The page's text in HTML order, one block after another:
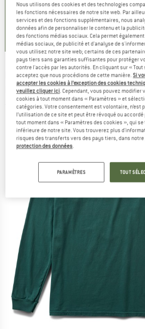
) 0,0(0)
ROARK - Earth & Sea L/S -
longues
(0)
Nous utilisons des cookies et des technologies
les fonctions nécessaires de notre site web. Par
services et des fonctions supplémentaires, nous
données afin de personnaliser le contenu et la
des fonctions médias sociaux. Cela permet
médias sociaux, de publicité et d'analyse de
vous utilisez notre site web; certains de ces
pays tiers sans garanties suffisantes pour protéger
contre l'accès par les autorités. En cliquant sur «
acceptez que nous procédions de cette manière.Si
accepter les cookies à l’exception des cookies
veuillez cliquer ici. Cependant, vous pouvez modifier
cookies à tout moment dans « Paramètres » et
catégories. Votre consentement est volontaire, n’est
l’utilisation de ce site et peut être révoqué ou
tout moment dans « Paramètres des cookies », qui
inférieure de notre site. Vous trouverez plus
risques des transferts vers des pays tiers, dans notre
protection des données.
PARAMÈTRES TOUT